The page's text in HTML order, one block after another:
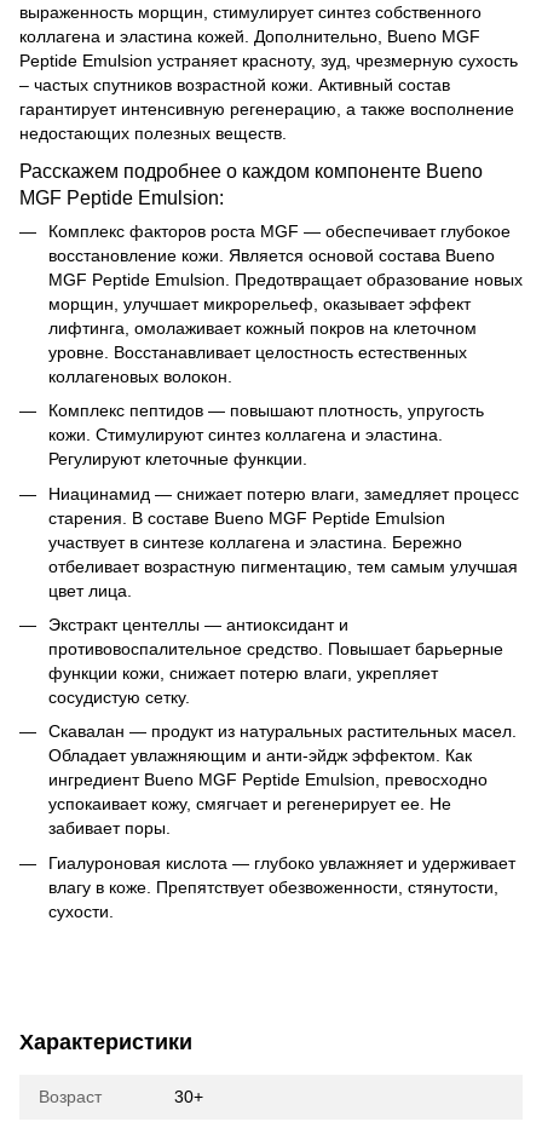
выраженность морщин, стимулирует синтез собственного
коллагена и эластина кожей. Дополнительно, Bueno MGF
Peptide Emulsion устраняет красноту, зуд, чрезмерную сухость
– частых спутников возрастной кожи. Активный состав
гарантирует интенсивную регенерацию, а также восполнение
недостающих полезных веществ.
Расскажем подробнее о каждом компоненте Bueno
MGF Peptide Emulsion:
Комплекс факторов роста MGF — обеспечивает глубокое
восстановление кожи. Является основой состава Bueno
MGF Peptide Emulsion. Предотвращает образование новых
морщин, улучшает микрорельеф, оказывает эффект
лифтинга, омолаживает кожный покров на клеточном
уровне. Восстанавливает целостность естественных
коллагеновых волокон.
Комплекс пептидов — повышают плотность, упругость
кожи. Стимулируют синтез коллагена и эластина.
Регулируют клеточные функции.
Ниацинамид — снижает потерю влаги, замедляет процесс
старения. В составе Bueno MGF Peptide Emulsion
участвует в синтезе коллагена и эластина. Бережно
отбеливает возрастную пигментацию, тем самым улучшая
цвет лица.
Экстракт центеллы — антиоксидант и
противовоспалительное средство. Повышает барьерные
функции кожи, снижает потерю влаги, укрепляет
сосудистую сетку.
Скавалан — продукт из натуральных растительных масел.
Обладает увлажняющим и анти-эйдж эффектом. Как
ингредиент Bueno MGF Peptide Emulsion, превосходно
успокаивает кожу, смягчает и регенерирует ее. Не
забивает поры.
Гиалуроновая кислота — глубоко увлажняет и удерживает
влагу в коже. Препятствует обезвоженности, стянутости,
сухости.
Характеристики
Возраст 30+